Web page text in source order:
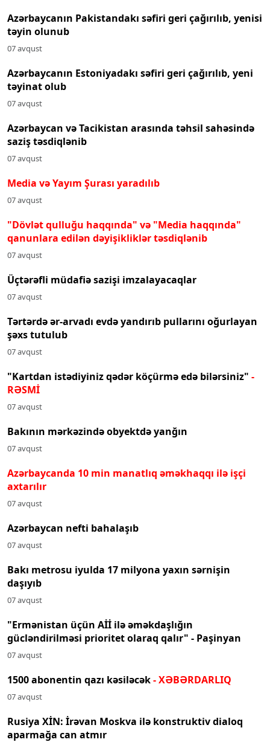
Azərbaycanın Pakistandakı səfiri geri çağırılıb, yenisi
təyin olunub
07 avqust
Azərbaycanın Estoniyadakı səfiri geri çağırılıb, yeni
təyinat olub
07 avqust
Azərbaycan və Tacikistan arasında təhsil sahəsində
saziş təsdiqlənib
07 avqust
Media və Yayım Şurası yaradılıb
07 avqust
"Dövlət qulluğu haqqında" və "Media haqqında"
qanunlara edilən dəyişikliklər təsdiqlənib
07 avqust
Üçtərəfli müdafiə sazişi imzalayacaqlar
07 avqust
Tərtərdə ər-arvadı evdə yandırıb pullarını oğurlayan
şəxs tutulub
07 avqust
"Kartdan istədiyiniz qədər köçürmə edə bilərsiniz" -
RƏSMİ
07 avqust
Bakının mərkəzində obyektdə yanğın
07 avqust
Azərbaycanda 10 min manatlıq əməkhaqqı ilə işçi
axtarılır
07 avqust
Azərbaycan nefti bahalaşıb
07 avqust
Bakı metrosu iyulda 17 milyona yaxın sərnişin
daşıyıb
07 avqust
"Ermənistan üçün Aİİ ilə əməkdaşlığın
gücləndirilməsi prioritet olaraq qalır" - Paşinyan
07 avqust
1500 abonentin qazı kəsiləcək- XƏBƏRDARLIQ
07 avqust
Rusiya XİN: İrəvan Moskva ilə konstruktiv dialoq
aparmağa can atmır